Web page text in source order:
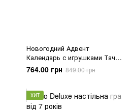
Новогодний Адвент
Календарь с игрушками Тачки
минигонщики
764.00 грн 849.00 грн
ХИТ